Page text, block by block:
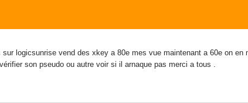
logicsunrise vend des xkey a 80e mes vue maintenant a 60e on
son pseudo ou autre voir si il arnaque pas merci a tous .